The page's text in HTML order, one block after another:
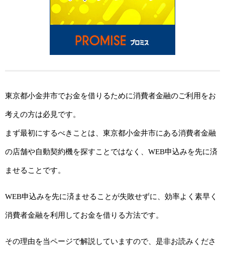
東京都小金井市でお金を借りるために消費者金融のご利用をお
考えの方は必見です。
まず最初にするべきことは、東京都小金井市にある消費者金融
の店舗や自動契約機を探すことではなく、WEB申込みを先に済
ませることです。
WEB申込みを先に済ませることが失敗せずに、効率よく素早く
消費者金融を利用してお金を借りる方法です。
その理由を当ページで解説していますので、是非お読みくださ